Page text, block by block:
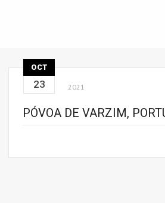
OCT
23 2021
PÓVOA DE VARZIM,